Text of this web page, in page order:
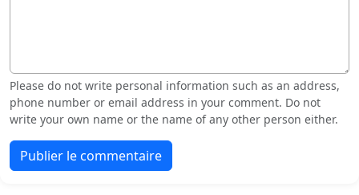
Please do not write personal information such as an address,
phone number or email address in your comment. Do not
write your own name or the name of any other person either.
Publier le commentaire